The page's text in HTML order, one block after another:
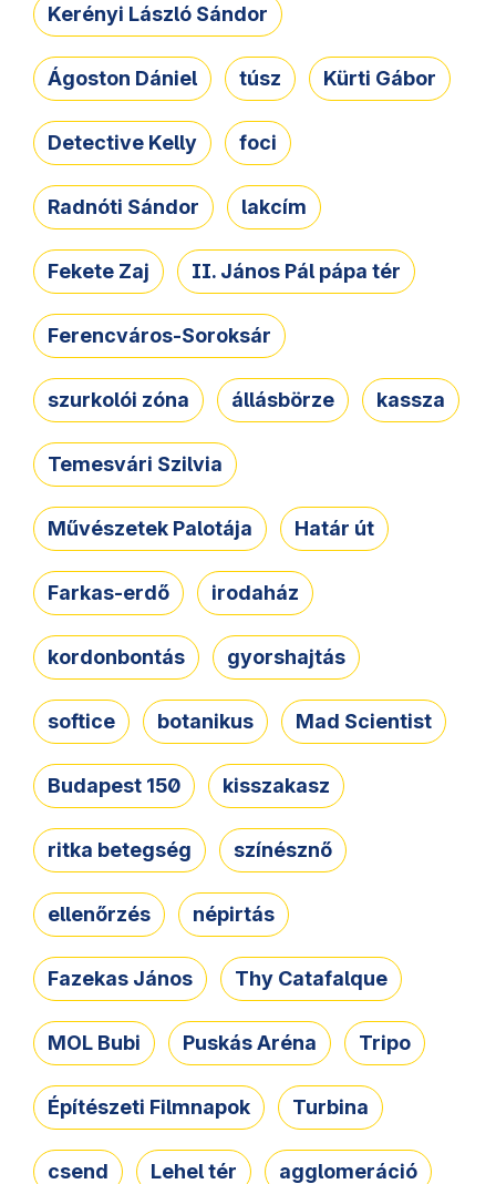
Kerényi László Sándor
Ágoston Dániel túsz Kürti Gábor
Detective Kelly foci
Radnóti Sándor lakcím
Fekete Zaj II. János Pál pápa tér
Ferencváros-Soroksár
szurkolói zóna állásbörze kassza
Temesvári Szilvia
Művészetek Palotája Határ út
Farkas-erdő irodaház
kordonbontás gyorshajtás
softice botanikus Mad Scientist
Budapest 150 kisszakasz
ritka betegség színésznő
ellenőrzés népirtás
Fazekas János Thy Catafalque
MOL Bubi Puskás Aréna Tripo
Építészeti Filmnapok Turbina
csend Lehel tér agglomeráció